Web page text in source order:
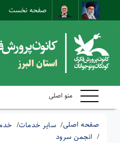
صفحه نخست
ارتباط با ما
نقشه سایت
استان البرز
منو اصلی
صفحه اصلی سایر خدمات
انجمن سرود